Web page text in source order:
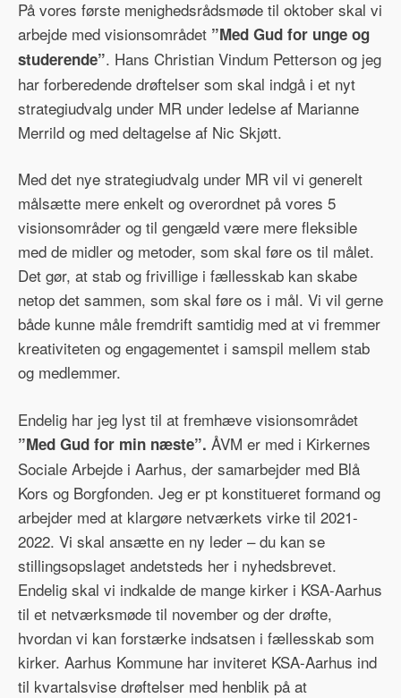
På vores første menighedsrådsmøde til oktober skal vi
arbejde med visionsområdet ”Med Gud for unge og
studerende”. Hans Christian Vindum Petterson og jeg
har forberedende drøftelser som skal indgå i et nyt
strategiudvalg under MR under ledelse af Marianne
Merrild og med deltagelse af Nic Skjøtt.
Med det nye strategiudvalg under MR vil vi generelt
målsætte mere enkelt og overordnet på vores 5
visionsområder og til gengæld være mere fleksible
med de midler og metoder, som skal føre os til målet.
Det gør, at stab og frivillige i fællesskab kan skabe
netop det sammen, som skal føre os i mål. Vi vil gerne
både kunne måle fremdrift samtidig med at vi fremmer
kreativiteten og engagementet i samspil mellem stab
og medlemmer.
Endelig har jeg lyst til at fremhæve visionsområdet
”Med Gud for min næste”. ÅVM er med i Kirkernes
Sociale Arbejde i Aarhus, der samarbejder med Blå
Kors og Borgfonden. Jeg er pt konstitueret formand og
arbejder med at klargøre netværkets virke til 2021-
2022. Vi skal ansætte en ny leder – du kan se
stillingsopslaget andetsteds her i nyhedsbrevet.
Endelig skal vi indkalde de mange kirker i KSA-Aarhus
til et netværksmøde til november og der drøfte,
hvordan vi kan forstærke indsatsen i fællesskab som
kirker. Aarhus Kommune har inviteret KSA-Aarhus ind
til kvartalsvise drøftelser med henblik på at